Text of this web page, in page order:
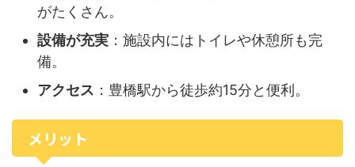
がたくさん。
設備が充実 ：施設内にはトイレや休憩所も完
備。
アクセス ：豊橋駅から徒歩約15分と便利。
メリット